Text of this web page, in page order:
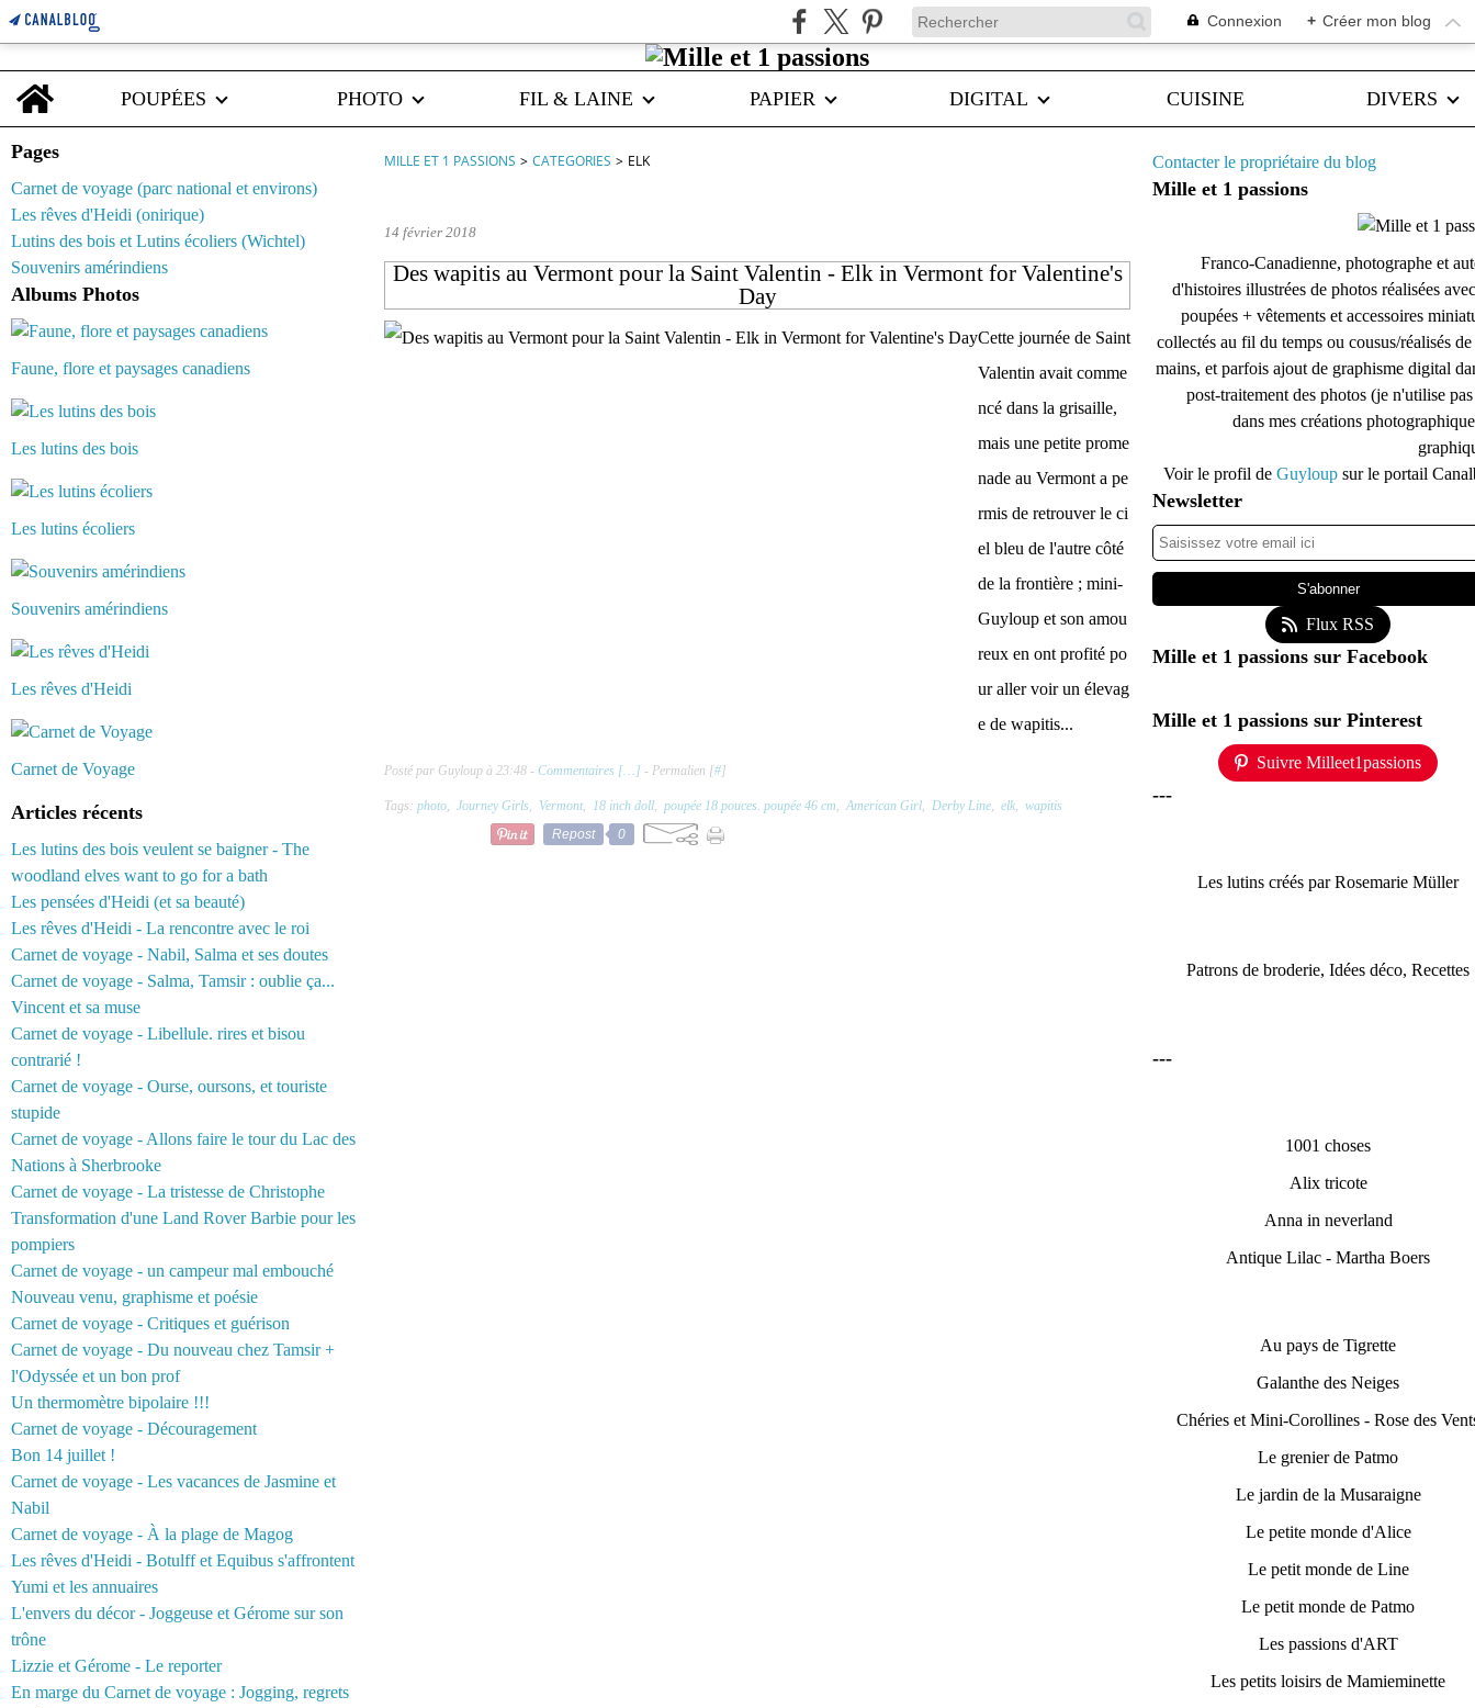
Connexion + Créer mon blog
Home
POUPÉES
PHOTO FIL & LAINE PAPIER DIGITAL CUISINE DIVERS
Pages
Carnet de voyage (parc national et environs)
Les rêves d'Heidi (onirique)
Lutins des bois et Lutins écoliers (Wichtel)
Souvenirs amérindiens
Albums Photos
Faune, flore et paysages canadiens
Les lutins des bois
Les lutins écoliers
Souvenirs amérindiens
Les rêves d'Heidi
Carnet de Voyage
Articles récents
Les lutins des bois veulent se baigner - The
woodland elves want to go for a bath
Les pensées d'Heidi (et sa beauté)
Les rêves d'Heidi - La rencontre avec le roi
Carnet de voyage - Nabil, Salma et ses doutes
Carnet de voyage - Salma, Tamsir : oublie ça...
Vincent et sa muse
Carnet de voyage - Libellule. rires et bisou
contrarié !
Carnet de voyage - Ourse, oursons, et touriste
stupide
Carnet de voyage - Allons faire le tour du Lac des
Nations à Sherbrooke
Carnet de voyage - La tristesse de Christophe
Transformation d'une Land Rover Barbie pour les
pompiers
Carnet de voyage - un campeur mal embouché
Nouveau venu, graphisme et poésie
Carnet de voyage - Critiques et guérison
Carnet de voyage - Du nouveau chez Tamsir +
l'Odyssée et un bon prof
Un thermomètre bipolaire !!!
Carnet de voyage - Découragement
Bon 14 juillet !
Carnet de voyage - Les vacances de Jasmine et
Nabil
Carnet de voyage - À la plage de Magog
Les rêves d'Heidi - Botulff et Equibus s'affrontent
Yumi et les annuaires
L'envers du décor - Joggeuse et Gérome sur son
trône
Lizzie et Gérome - Le reporter
En marge du Carnet de voyage : Jogging, regrets
MILLE ET 1 PASSIONS > CATEGORIES > ELK
14 février 2018
Des wapitis au Vermont pour la Saint Valentin - Elk in Vermont for Valentine's
Day
Cette journée de Saint
Valentin avait comme
ncé dans la grisaille,
mais une petite prome
nade au Vermont a pe
rmis de retrouver le ci
el bleu de l'autre côté
de la frontière ; mini-
Guyloup et son amou
reux en ont profité po
ur aller voir un élevag
e de wapitis...
Posté par Guyloup à 23:48 - Commentaires [… ] - Permalien [#]
Tags: photo, Journey Girls, Vermont, 18 inch doll, poupée 18 pouces. poupée 46 cm, American Girl, Derby Line, elk, wapitis
Repost
0
Contacter le propriétaire du blog
Mille et 1 passions
Franco-Canadienne, photographe et
d'histoires illustrées de photos réalisées
poupées + vêtements et accessoires
collectés au fil du temps ou cousus/réalisés de
mains, et parfois ajout de graphisme digital
post-traitement des photos (je n'utilise
dans mes créations
Voir le profil de Guyloup sur le portail
Newsletter
Flux RSS
Mille et 1 passions sur Facebook
Mille et 1 passions sur Pinterest
Suivre Milleet1passions
---
Les lutins créés par Rosemarie Müller
Patrons de broderie, Idées déco, Recettes
---
1001 choses
Alix tricote
Anna in neverland
Antique Lilac - Martha Boers
Au pays de Tigrette
Galanthe des Neiges
Chéries et Mini-Corollines - Rose des
Le grenier de Patmo
Le jardin de la Musaraigne
Le petite monde d'Alice
Le petit monde de Line
Le petit monde de Patmo
Les passions d'ART
Les petits loisirs de Mamieminette